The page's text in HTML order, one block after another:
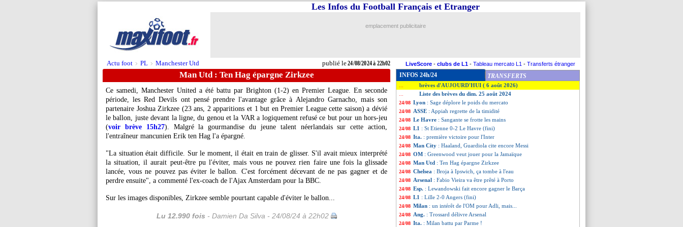
Actu foot > PL > Manchester Utd publié le24/08/2024 à 22h02
Les Infos du Football Français et Etranger
emplacement publicitaire
LiveScore - clubs de L1 - Tableau mercato L1 - Transferts étranger
Man Utd : Ten Hag épargne Zirkzee
Ce samedi, Manchester United a été battu par Brighton (1-2) en Premier League. En seconde
période, les Red Devils ont pensé prendre l'avantage grâce à Alejandro Garnacho, mais son
partenaire JoshuaZirkzee (23 ans, 2 apparitions et 1 but en Premier League cette saison) a dévié
le ballon, juste devant la ligne, du genou et la VAR a logiquement refusé ce but pour un hors-jeu
(voir brève 15h27). Malgré la gourmandise du jeune talent néerlandais sur cette action,
l'entraîneur mancunien Erik ten Hag l'a épargné.
"La situation était difficile. Sur le moment, il était en train de glisser. S'il avait mieux interprété
la situation, il aurait peut-être pu l'éviter, mais vous ne pouvez rien faire une fois la glissade
lancée, vous ne pouvez pas éviter le ballon. C'est forcément décevant de ne pas gagner et de
perdre ensuite", a commenté l'ex-coach de l'Ajax Amsterdam pour la BBC.
Sur les images disponibles, Zirkzee semble pourtant capable d'éviter le ballon...
Lu 12.990 fois - Damien Da Silva - 24/08/24 à 22h02
INFOS 24h/24 TRANSFERTS
brèves d'AUJOURD'HUI ( 6 août 2026)
Liste des brèves du dim. 25 août 2024
24/08 Lyon : Sage déplore le poids du mercato
24/08 ASSE : Appiah regrette de la timidité
24/08 Le Havre : Sangante se frotte les mains
24/08 L1 : St Etienne 0-2 Le Havre (fini)
24/08 Ita. : première victoire pour l'Inter
24/08 Man City : Haaland, Guardiola cite encore Messi
24/08 OM : Greenwood veut jouer pour la Jamaïque
24/08 Man Utd : Ten Hag épargne Zirkzee
24/08 Chelsea : Broja à Ipswich, ça tombe à l'eau
24/08 Arsenal : Fabio Vieira va être prêté à Porto
24/08 Esp. : Lewandowski fait encore gagner le Barça
24/08 L1 : Lille 2-0 Angers (fini)
24/08 Milan : un intérêt de l'OM pour Adli, mais...
24/08 Ang. : Trossard délivre Arsenal
24/08 Ita. : Milan battu par Parme !